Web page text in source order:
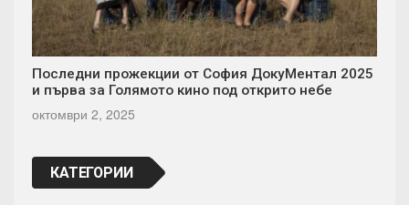
Последни прожекции от София ДокуМентал 2025
и първа за Голямото кино под открито небе
октомври 2, 2025
КАТЕГОРИИ